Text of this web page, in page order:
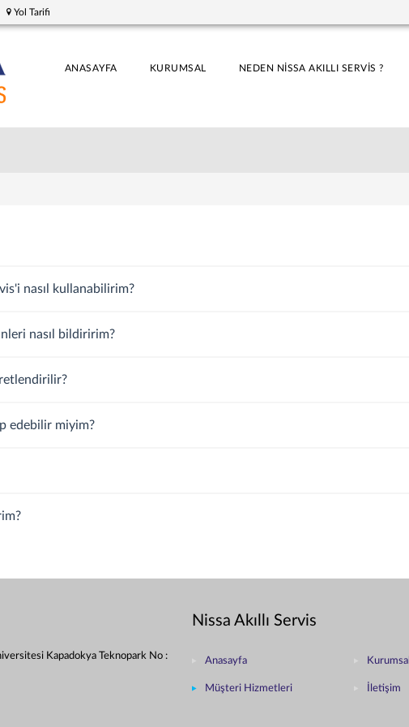
Yol Tarifi
ANASAYFA KURUMSAL NEDEN NİSSA AKILLI SERVİS ?
nasıl kullanabilirim?
nasıl bildiririm?
edebilir miyim?
Kapadokya Teknopark No :
Nissa Akıllı Servis
Anasayfa Kurumsal
Müşteri Hizmetleri İletişim